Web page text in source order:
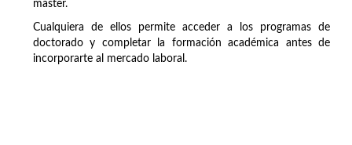
máster.
Cualquiera de ellos permite acceder a los programas de
doctorado y completar la formación académica antes de
incorporarte al mercado laboral.